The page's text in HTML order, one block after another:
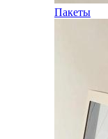
Пакеты